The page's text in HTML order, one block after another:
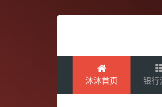
沐沐首页 银行